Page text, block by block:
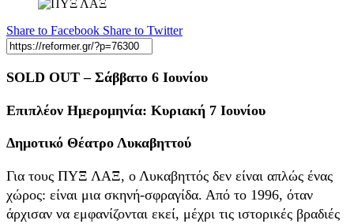
Share to Facebook Share to Twitter
SOLD OUT – Σάββατο 6 Ιουνίου
Επιπλέον Ημερομηνία: Κυριακή 7 Ιουνίου
Δημοτικό Θέατρο Λυκαβηττού
Για τους ΠΥΞ ΛΑΞ, ο Λυκαβηττός δεν είναι απλώς ένας
χώρος: είναι μια σκηνή-σφραγίδα. Από το 1996, όταν
άρχισαν να εμφανίζονται εκεί, μέχρι τις ιστορικές βραδιές